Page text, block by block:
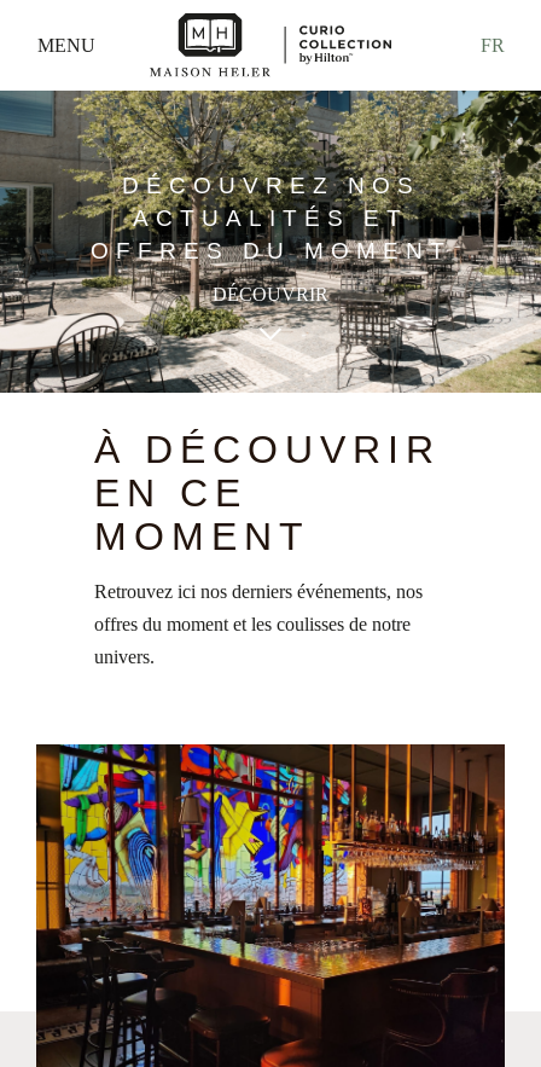
MENU FR
DÉCOUVREZ NOS
ACTUALITÉS ET
OFFRES DU MOMENT
DÉCOUVRIR
keyboard_arrow_down
À DÉCOUVRIR
EN CE
MOMENT
Retrouvez ici nos derniers événements, nos
offres du moment et les coulisses de notre
univers.